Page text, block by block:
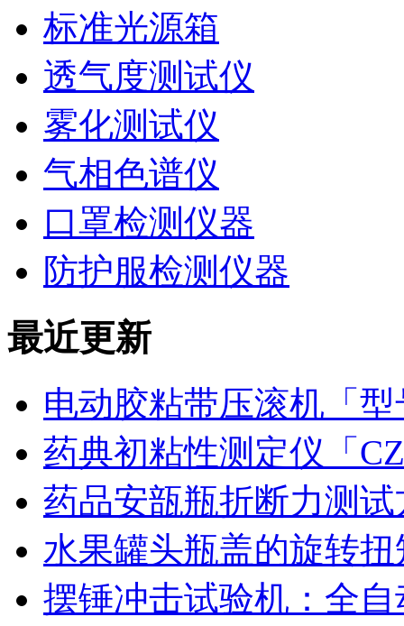
标准光源箱
透气度测试仪
雾化测试仪
气相色谱仪
口罩检测仪器
防护服检测仪器
最近更新
电动胶粘带压滚机「
药典初粘性测定仪「
药品安瓿瓶折断力测
水果罐头瓶盖的旋转
摆锤冲击试验机：全